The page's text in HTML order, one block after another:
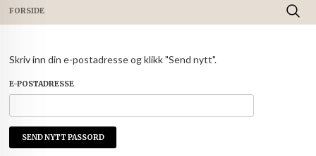
FORSIDE
Skriv inn din e-postadresse og klikk "Send nytt".
E-POSTADRESSE